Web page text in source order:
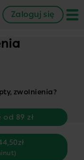
Zaloguj się
zwolnienia?
89 zł